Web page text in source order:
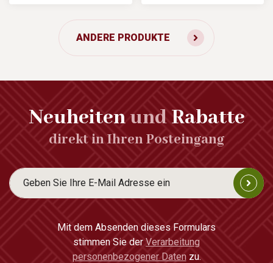
ANDERE PRODUKTE
NeuheitenundRabatte
direkt in Ihren Posteingang
Mit dem Absenden dieses Formulars
stimmen Sie der Verarbeitung
personenbezogener Daten zu.